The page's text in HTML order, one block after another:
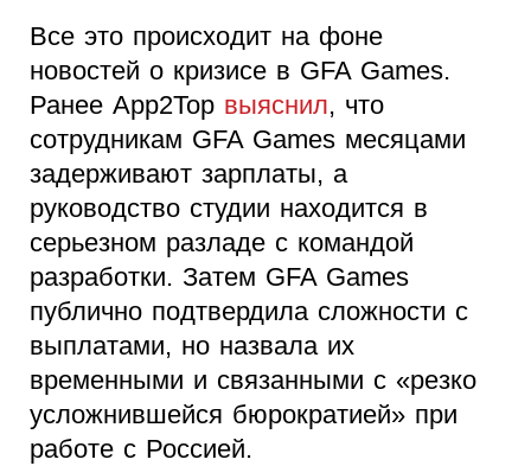
Все это происходит на фоне
новостей о кризисе в GFA Games.
Ранее App2Top выяснил, что
сотрудникам GFA Games месяцами
задерживают зарплаты, а
руководство студии находится в
серьезном разладе с командой
разработки. Затем GFA Games
публично подтвердила сложности с
выплатами, но назвала их
временными и связанными с «резко
усложнившейся бюрократией» при
работе с Россией.